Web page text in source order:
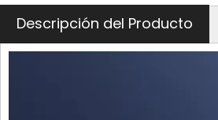
Descripción del Producto